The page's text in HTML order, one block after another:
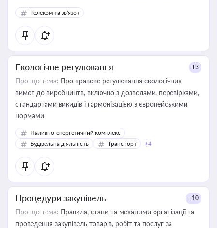
споживачів.
Телеком та зв'язок
Екологічне регулювання +3
Про що тема: Про правове регулювання екологічних
вимог до виробництв, включно з дозволами, перевірками,
стандартами викидів і гармонізацією з європейськими
нормами
Паливно-енергетичний комплекс
Будівельна діяльність
Транспорт +4
Процедури закупівель +10
Про що тема: Правила, етапи та механізми організації та
проведення закупівель товарів, робіт та послуг за